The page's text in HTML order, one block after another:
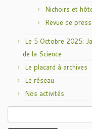
Nichoirs et
Revue de
Le 5 Octobre 2025:
de la Science
Le placard à archives
Le réseau
Nos activités